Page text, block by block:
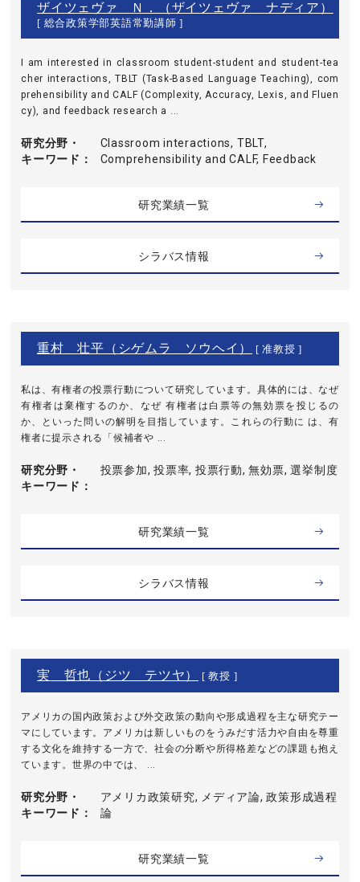
ザイツェヴァ Ｎ．（ザイツェヴァ ナディア）
[ 総合政策学部英語常勤講師 ]
I am interested in classroom student-student and student-tea
cher interactions, TBLT (Task-Based Language Teaching), com
prehensibility and CALF (Complexity, Accuracy, Lexis, and Fluen
cy), and feedback research a ...
研究分野・
キーワード
Classroom interactions, TBLT,
Comprehensibility and CALF, Feedback
研究業績一覧
シラバス情報
重村 壮平（シゲムラ ソウヘイ） [ 准教授 ]
私は、有権者の投票⾏動について研究しています。具体的には、なぜ
有権者は棄権するのか、なぜ 有権者は⽩票等の無効票を投じるの
か、といった問いの解明を⽬指しています。これらの⾏動に は、有
権者に提⽰される「候補者や ...
研究分野・
キーワード
投票参加, 投票率, 投票行動, 無効票, 選挙制度
研究業績一覧
シラバス情報
実 哲也（ジツ テツヤ） [ 教授 ]
アメリカの国内政策および外交政策の動向や形成過程を主な研究テー
マにしています。アメリカは新しいものをうみだす活力や自由を尊重
する文化を維持する一方で、社会の分断や所得格差などの課題も抱え
ています。世界の中では、 ...
研究分野・
キーワード
アメリカ政策研究, メディア論, 政策形成過程
論
研究業績一覧